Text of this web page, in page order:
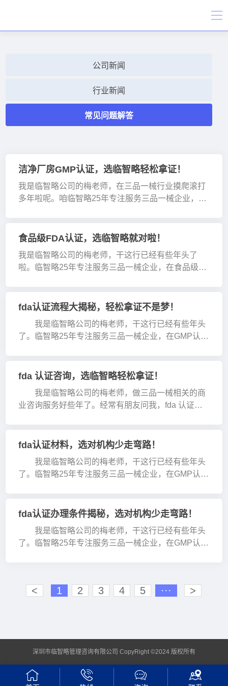
公司新闻
行业新闻
常见问题解答
洁净厂房GMP认证，选临智略轻松拿证！
我是临智略公司的梅老师，在三品一械行业摸爬滚打
多年啦呢。咱临智略25年专注服务三品一械企业，在
可这认证···
食品级FDA认证，选临智略就对啦！
我是临智略公司的梅老师，干这行已经有些年头了
啦。临智略25年专注服务三品一械企业，在食品级
事儿。其实啊···
fda认证流程大揭秘，轻松拿证不是梦！
我是临智略公司的梅老师，干这行已经有些年头
了。临智略25年专注服务三品一械企业，在GMP认
fda 认证咨询，选临智略轻松拿证！
我是临智略公司的梅老师，做三品一械相关的商
业咨询服务好些年了。经常有朋友问我，fda 认证咨
fda认证材料，选对机构少走弯路！
我是临智略公司的梅老师，干这行已经有些年头
了。临智略25年专注服务三品一械企业，在GMP认
fda认证办理条件揭秘，选对机构少走弯路！
我是临智略公司的梅老师，干这行已经有些年头
了。临智略25年专注服务三品一械企业，在GMP认
< 1 2 3 4 5 ··· >
深圳市临智略管理咨询有限公司 CopyRight ©2024 版权所有